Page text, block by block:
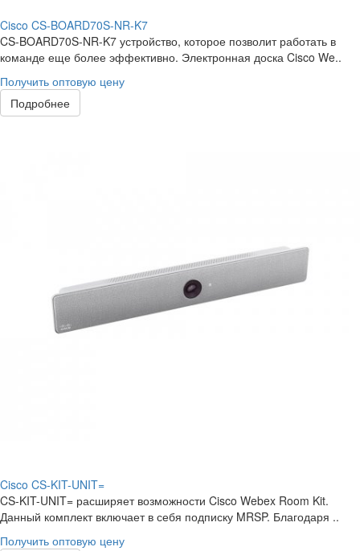
Cisco CS-BOARD70S-NR-K7
CS-BOARD70S-NR-K7 устройство, которое позволит работать в
команде еще более эффективно. Электронная доска Cisco We..
Получить оптовую цену
Подробнее
Cisco CS-KIT-UNIT=
CS-KIT-UNIT= расширяет возможности Cisco Webex Room Kit.
Данный комплект включает в себя подписку MRSP. Благодаря ..
Получить оптовую цену